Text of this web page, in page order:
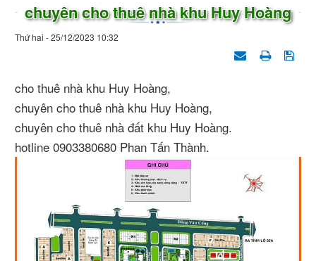
chuyên cho thuê nhà khu Huy Hoàng
Thứ hai - 25/12/2023 10:32
cho thuê nhà khu Huy Hoàng,
chuyên cho thuê nhà khu Huy Hoàng,
chuyên cho thuê nhà đất khu Huy Hoàng.
hotline 0903380680 Phan Tấn Thành.